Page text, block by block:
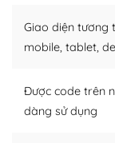
WordPress đa
trở nên hấp dẫn
thiết kế tốt, bạn
tìm kiếm chúng
Giao diện tương
mobile, tablet,
Được code trên
dàng sử dụng